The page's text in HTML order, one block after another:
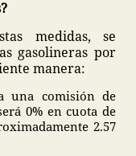
medidas, se
gasolineras por
manera:
una comisión de
0% en cuota de
2.57